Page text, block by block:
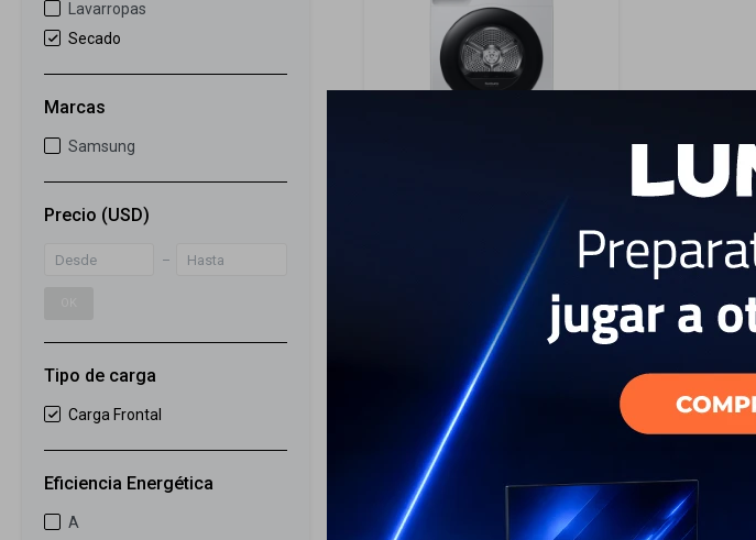
con tecnología IA DV90T
USD
GARANTÍA: 1 AÑO
ENVÍO A TODO EL PAÍS
Lavarropas
Secado
Marcas
Samsung
Precio (USD)
Tipo de carga
Carga Frontal
Eficiencia Energética
A